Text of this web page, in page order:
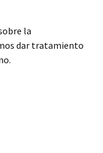
la
dar tratamiento